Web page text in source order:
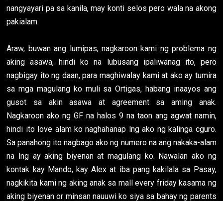
nangyayari pa sa kanila, may konti selos pero wala na akong
pakialam.
Araw, buwan ang lumipas, nagkaroon kami ng problema ng
aking asawa, hindi ko na lubusang ipaliwanag ito, pero
nagbigay ito ng daan, para maghiwalay kami at ako ay tumira
sa mga magulang ko muli sa Ortigas, habang inaayos ang
gusot sa akin asawa at agreement sa aming anak.
Nagkaroon ako ng GF na halos 9 na taon ang agwat namin,
hindi ito love alam ko naghahanap lng ako ng kalinga cguro.
Sa panahong ito nagbago ako ng numero na ang nakaka-alam
na lng ay aking biyenan at magulang ko. Nawalan ako ng
kontak kay Mando, kay Alex at iba pang kakilala sa Pasay,
nagkikita kami ng aking anak sa mall every friday kasama ng
aking biyenan or minsan nauuwi ko siya sa bahay ng parents